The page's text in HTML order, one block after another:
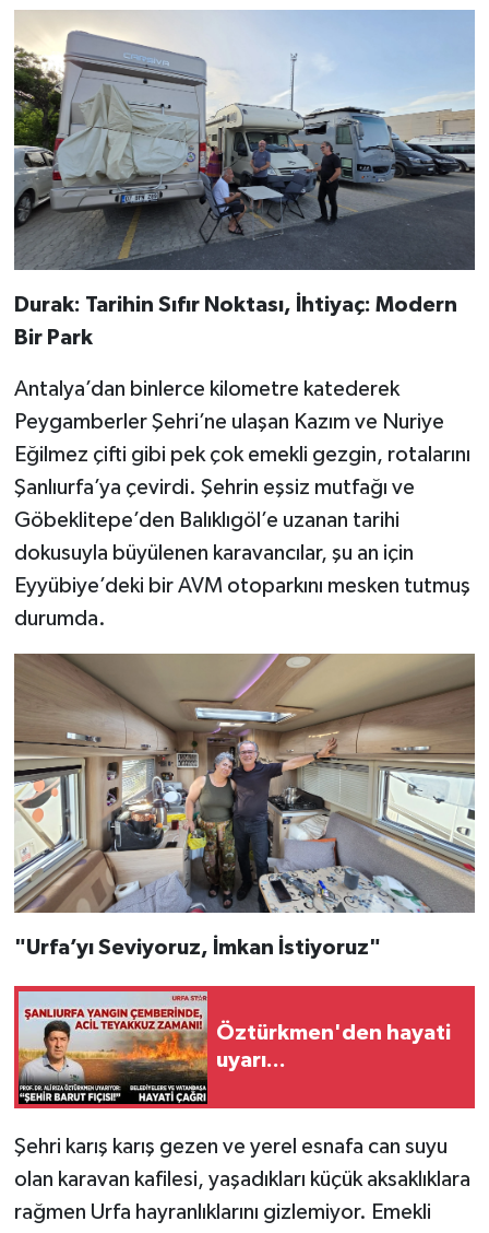
​Durak: Tarihin Sıfır Noktası, İhtiyaç: Modern
Bir Park
​Antalya’dan binlerce kilometre katederek
Peygamberler Şehri’ne ulaşan Kazım ve Nuriye
Eğilmez çifti gibi pek çok emekli gezgin, rotalarını
Şanlıurfa’ya çevirdi. Şehrin eşsiz mutfağı ve
Göbeklitepe’den Balıklıgöl’e uzanan tarihi
dokusuyla büyülenen karavancılar, şu an için
Eyyübiye’deki bir AVM otoparkını mesken tutmuş
durumda.
​"Urfa’yı Seviyoruz, İmkan İstiyoruz"
Öztürkmen'den hayati
uyarı...
​Şehri karış karış gezen ve yerel esnafa can suyu
olan karavan kafilesi, yaşadıkları küçük aksaklıklara
rağmen Urfa hayranlıklarını gizlemiyor. Emekli